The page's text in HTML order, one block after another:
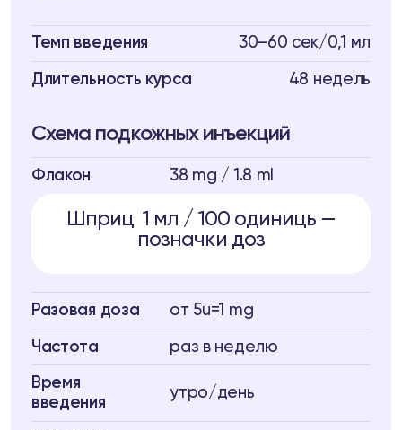
Темп введения 30–60 сек/0,1 мл
Длительность курса 48 недель
Схема подкожных инъекций
Флакон 38 mg / 1.8 ml
Шприц 1 мл / 100 одиниць —
позначки доз
Разовая доза от 5u=1 mg
Частота раз в неделю
Время
введения
утро/день